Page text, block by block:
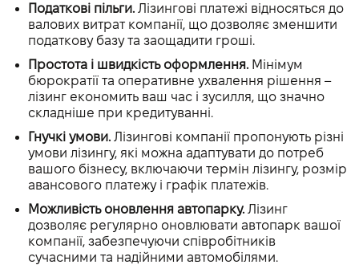
Податкові пільги. Лізингові платежі відносяться до
валових витрат компанії, що дозволяє зменшити
податкову базу та заощадити гроші.
Простота і швидкість оформлення. Мінімум
бюрократії та оперативне ухвалення рішення –
лізинг економить ваш час і зусилля, що значно
складніше при кредитуванні.
Гнучкі умови. Лізингові компанії пропонують різні
умови лізингу, які можна адаптувати до потреб
вашого бізнесу, включаючи термін лізингу, розмір
авансового платежу і графік платежів.
Можливість оновлення автопарку. Лізинг
дозволяє регулярно оновлювати автопарк вашої
компанії, забезпечуючи співробітників
сучасними та надійними автомобілями.